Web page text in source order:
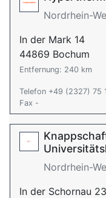
Nordrhein-
In der Mark 14
44869 Bochum
Entfernung: 240 km
Telefon +49 (2327) 75
Fax -
Nordrhein-
In der Schornau